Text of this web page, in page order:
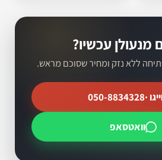
מנעולן עכשיו?
ללא נזק ומחיר שסוכם מראש.
·
050-8834328
וואטסאפ